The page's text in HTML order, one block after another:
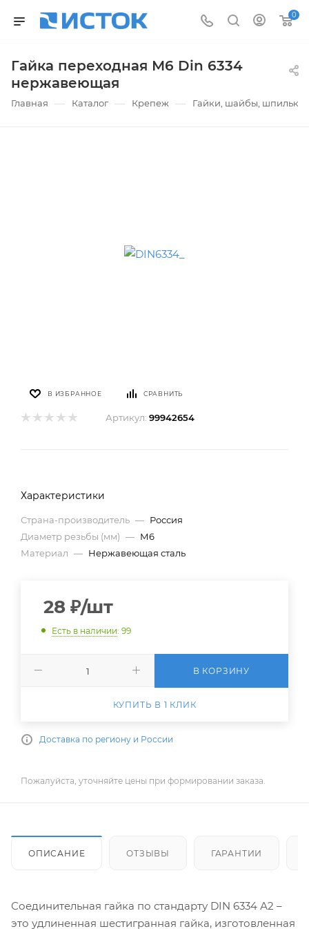
0
Гайка переходная М6 Din 6334
нержавеющая
Главная — Каталог — Крепеж — Гайки, шайбы, шпильки
В ИЗБРАННОЕ СРАВНИТЬ
Артикул: 99942654
Характеристики
Страна-производитель — Россия
Диаметр резьбы (мм) — М6
Материал — Нержавеющая сталь
28 ₽/шт
Есть в наличии: 99
В КОРЗИНУ
КУПИТЬ В 1 КЛИК
Доставка по региону и России
Пожалуйста, уточняйте цены при формировании заказа.
ОПИСАНИЕ ОТЗЫВЫ ГАРАНТИИ
Соединительная гайка по стандарту DIN 6334 А2 –
это удлиненная шестигранная гайка, изготовленная